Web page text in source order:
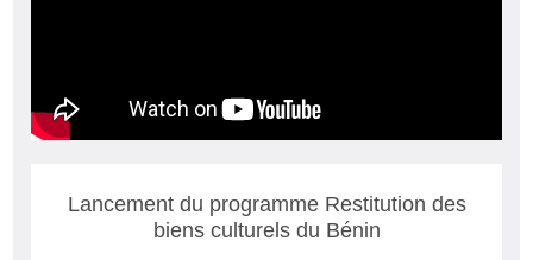
Lancement du programme Restitution des
biens culturels du Bénin